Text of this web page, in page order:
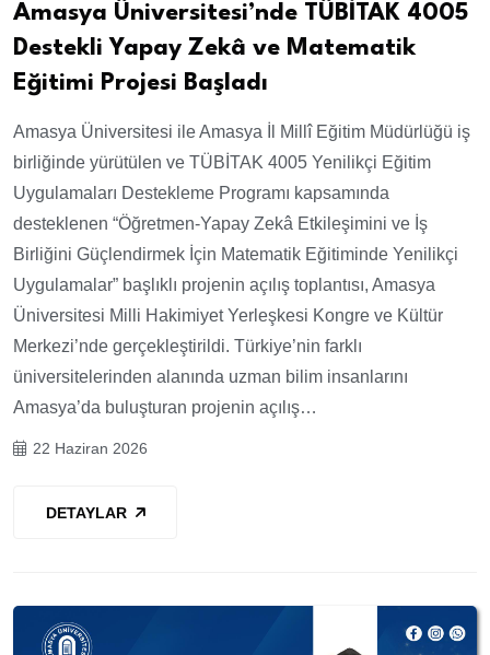
Amasya Üniversitesi’nde TÜBİTAK 4005
Destekli Yapay Zekâ ve Matematik
Eğitimi Projesi Başladı
Amasya Üniversitesi ile Amasya İl Millî Eğitim Müdürlüğü iş
birliğinde yürütülen ve TÜBİTAK 4005 Yenilikçi Eğitim
Uygulamaları Destekleme Programı kapsamında
desteklenen “Öğretmen-Yapay Zekâ Etkileşimini ve İş
Birliğini Güçlendirmek İçin Matematik Eğitiminde Yenilikçi
Uygulamalar” başlıklı projenin açılış toplantısı, Amasya
Üniversitesi Milli Hakimiyet Yerleşkesi Kongre ve Kültür
Merkezi’nde gerçekleştirildi. Türkiye’nin farklı
üniversitelerinden alanında uzman bilim insanlarını
Amasya’da buluşturan projenin açılış…
22 Haziran 2026
DETAYLAR